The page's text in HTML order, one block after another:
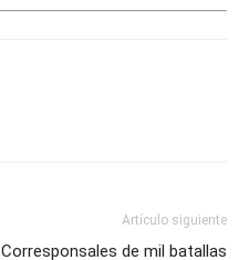
Artículo siguiente
Corresponsales de mil batallas